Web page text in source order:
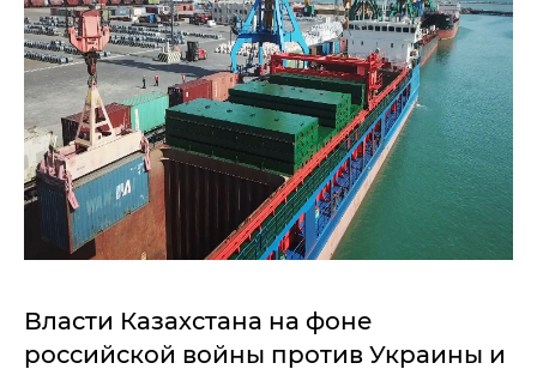
Власти Казахстана на фоне
российской войны против Украины и